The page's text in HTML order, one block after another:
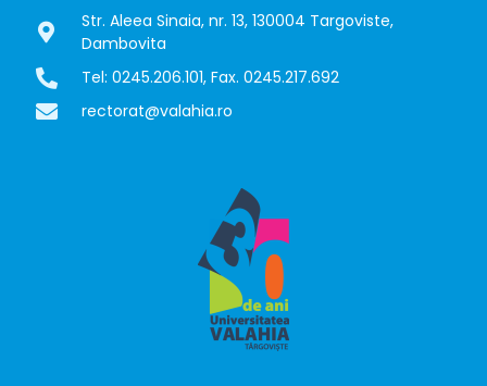
Str. Aleea Sinaia, nr. 13, 130004 Targoviste,
Dambovita
Tel: 0245.206.101, Fax. 0245.217.692
rectorat@valahia.ro